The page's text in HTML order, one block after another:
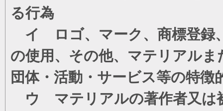
る行為
イ ロゴ、マーク、商標登録
の使用、その他、マテリアル
団体・活動・サービス等の特
ウ マテリアルの著作者又は